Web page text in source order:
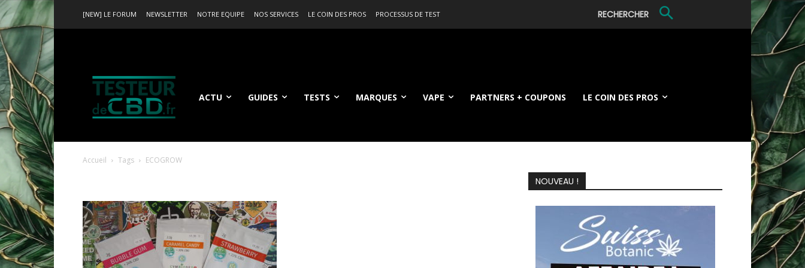
[NEW] LE FORUM NEWSLETTER NOTRE EQUIPE NOS SERVICES LE COIN DES PROS PROCESSUS DE TEST RECHERCHER
ACTU GUIDES TESTS MARQUES VAPE PARTNERS + COUPONS LE COIN DES PROS
Accueil Tags ECOGROW
NOUVEAU !